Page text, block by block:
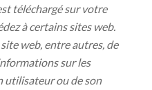
téléchargé sur votre
à certains sites web.
web, entre autres, de
sur les
utilisateur ou de son